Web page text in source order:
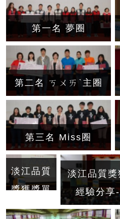
第一名 夢圈
第二名 ㄎㄨㄞˋ主圈
第三名 Miss圈
淡江品質
獎獲獎單
位經驗分
淡江品質獎
經驗分享